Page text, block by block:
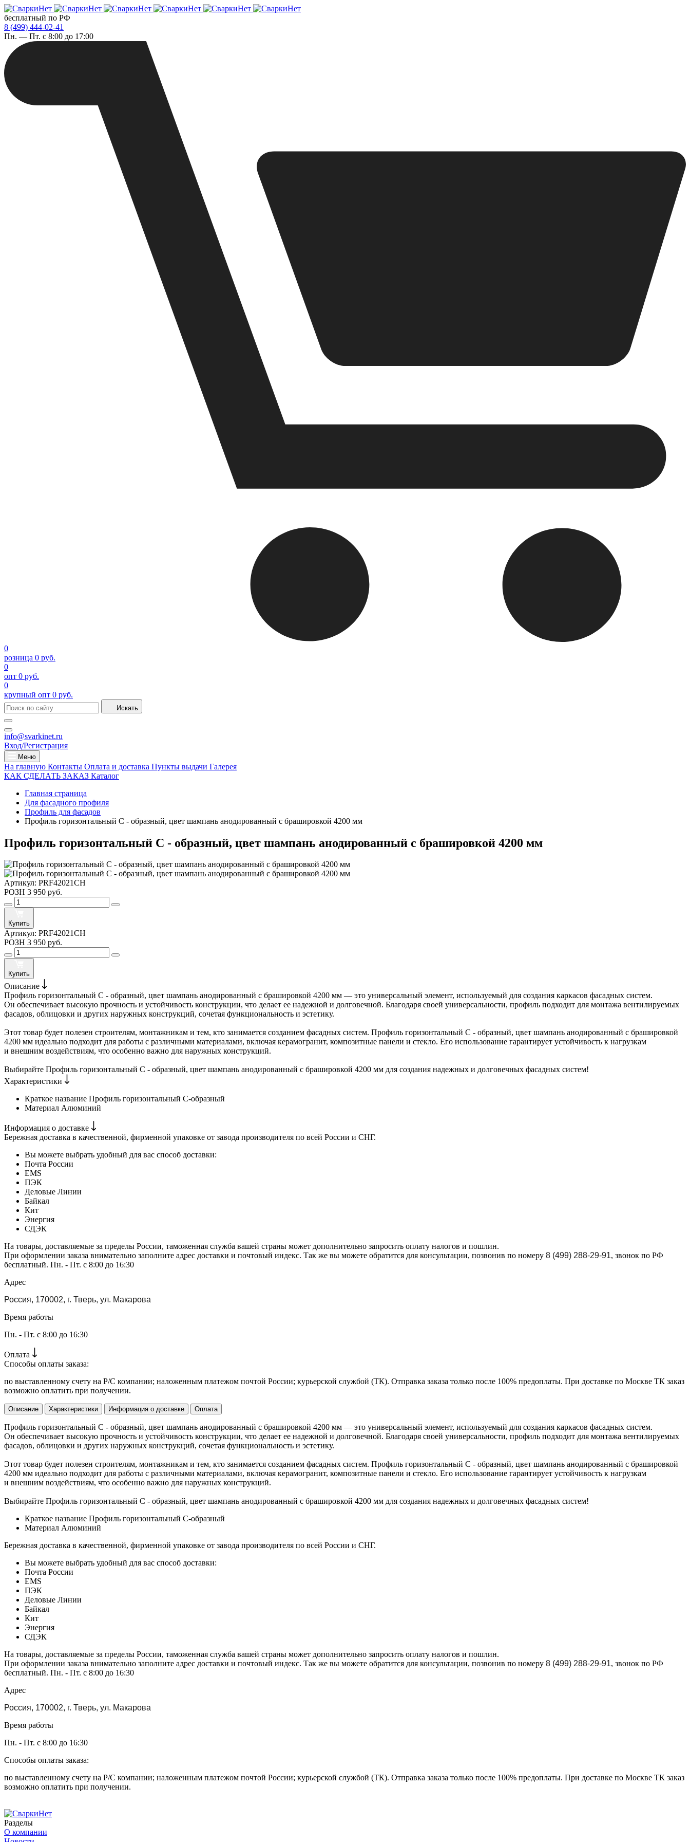
бесплатный по РФ
8 (499) 444-02-41
Пн. — Пт. с 8:00 до 17:00
0
розница 0 руб.
0
опт 0 руб.
0
крупный опт 0 руб.
Искать
info@svarkinet.ru
Вход/Регистрация
Меню
На главную Контакты Оплата и доставка Пункты выдачи Галерея
КАК СДЕЛАТЬ ЗАКАЗ Каталог
Главная страница
Для фасадного профиля
Профиль для фасадов
Профиль горизонтальный C - образный, цвет шампань анодированный с брашировкой 4200 мм
Профиль горизонтальный C - образный, цвет шампань анодированный с брашировкой 4200 мм
Артикул: PRF42021CH
РОЗН 3 950 руб.
Купить
Артикул: PRF42021CH
РОЗН 3 950 руб.
Купить
Описание
Профиль горизонтальный C - образный, цвет шампань анодированный с брашировкой 4200 мм — это универсальный элемент, используемый для создания каркасов фасадных систем.
Он обеспечивает высокую прочность и устойчивость конструкции, что делает ее надежной и долговечной. Благодаря своей универсальности, профиль подходит для монтажа вентилируемых
фасадов, облицовки и других наружных конструкций, сочетая функциональность и эстетику.
Этот товар будет полезен строителям, монтажникам и тем, кто занимается созданием фасадных систем. Профиль горизонтальный C - образный, цвет шампань анодированный с брашировкой
4200 мм идеально подходит для работы с различными материалами, включая керамогранит, композитные панели и стекло. Его использование гарантирует устойчивость к нагрузкам
и внешним воздействиям, что особенно важно для наружных конструкций.
Выбирайте Профиль горизонтальный C - образный, цвет шампань анодированный с брашировкой 4200 мм для создания надежных и долговечных фасадных систем!
Характеристики
Краткое название Профиль горизонтальный C-образный
Материал Алюминий
Информация о доставке
Бережная доставка в качественной, фирменной упаковке от завода производителя по всей России и СНГ.
Вы можете выбрать удобный для вас способ доставки:
Почта России
EMS
ПЭК
Деловые Линии
Байкал
Кит
Энергия
СДЭК
На товары, доставляемые за пределы России, таможенная служба вашей страны может дополнительно запросить оплату налогов и пошлин.
При оформлении заказа внимательно заполните адрес доставки и почтовый индекс. Так же вы можете обратится для консультации, позвонив по номеру 8 (499) 288-29-91, звонок по РФ
бесплатный. Пн. - Пт. с 8:00 до 16:30
Адрес
Россия, 170002, г. Тверь, ул. Макарова
Время работы
Пн. - Пт. с 8:00 до 16:30
Оплата
Способы оплаты заказа:
по выставленному счету на Р/С компании; наложенным платежом почтой России; курьерской службой (ТК). Отправка заказа только после 100% предоплаты. При доставке по Москве ТК заказ
возможно оплатить при получении.
Описание Характеристики Информация о доставке Оплата
Профиль горизонтальный C - образный, цвет шампань анодированный с брашировкой 4200 мм — это универсальный элемент, используемый для создания каркасов фасадных систем.
Он обеспечивает высокую прочность и устойчивость конструкции, что делает ее надежной и долговечной. Благодаря своей универсальности, профиль подходит для монтажа вентилируемых
фасадов, облицовки и других наружных конструкций, сочетая функциональность и эстетику.
Этот товар будет полезен строителям, монтажникам и тем, кто занимается созданием фасадных систем. Профиль горизонтальный C - образный, цвет шампань анодированный с брашировкой
4200 мм идеально подходит для работы с различными материалами, включая керамогранит, композитные панели и стекло. Его использование гарантирует устойчивость к нагрузкам
и внешним воздействиям, что особенно важно для наружных конструкций.
Выбирайте Профиль горизонтальный C - образный, цвет шампань анодированный с брашировкой 4200 мм для создания надежных и долговечных фасадных систем!
Краткое название Профиль горизонтальный C-образный
Материал Алюминий
Бережная доставка в качественной, фирменной упаковке от завода производителя по всей России и СНГ.
Вы можете выбрать удобный для вас способ доставки:
Почта России
EMS
ПЭК
Деловые Линии
Байкал
Кит
Энергия
СДЭК
На товары, доставляемые за пределы России, таможенная служба вашей страны может дополнительно запросить оплату налогов и пошлин.
При оформлении заказа внимательно заполните адрес доставки и почтовый индекс. Так же вы можете обратится для консультации, позвонив по номеру 8 (499) 288-29-91, звонок по РФ
бесплатный. Пн. - Пт. с 8:00 до 16:30
Адрес
Россия, 170002, г. Тверь, ул. Макарова
Время работы
Пн. - Пт. с 8:00 до 16:30
Способы оплаты заказа:
по выставленному счету на Р/С компании; наложенным платежом почтой России; курьерской службой (ТК). Отправка заказа только после 100% предоплаты. При доставке по Москве ТК заказ
возможно оплатить при получении.
Разделы
О компании